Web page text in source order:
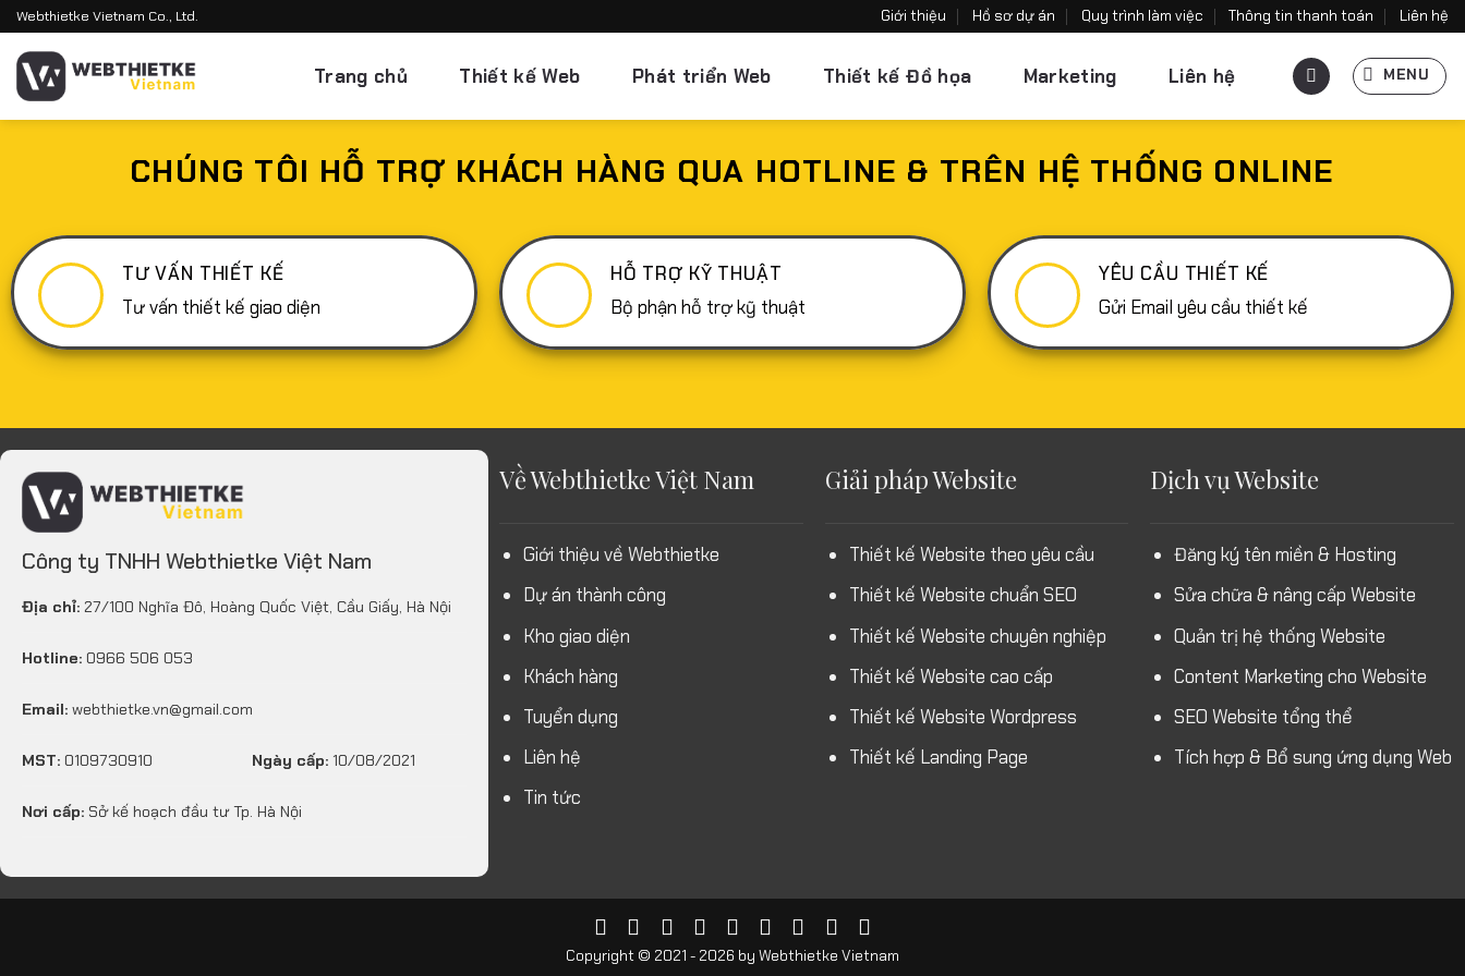
Bỏ
nội
dung
Webthietke Vietnam Co., Ltd. Giới thiệu Hồ sơ dự án Quy trình làm việc Thông tin thanh toán Liên hệ
Trang chủ Thiết kế Web Phát triển Web Thiết kế Đồ họa Marketing Liên hệ MENU
CHÚNG TÔI HỖ TRỢ KHÁCH HÀNG QUA HOTLINE & TRÊN HỆ THỐNG ONLINE
TƯ VẤN THIẾT KẾ
Tư vấn thiết kế giao diện
HỖ TRỢ KỸ THUẬT
Bộ phận hỗ trợ kỹ thuật
YÊU CẦU THIẾT KẾ
Gửi Email yêu cầu thiết kế
Công ty TNHH Webthietke Việt Nam
Địa chỉ:27/100 Nghĩa Đô, Hoàng Quốc Việt, Cầu Giấy, Hà Nội
Hotline: 0966 506 053
Email: webthietke.vn@gmail.com
MST:0109730910 Ngày cấp:10/08/2021
Nơi cấp:Sở kế hoạch đầu tư Tp. Hà Nội
Về Webthietke Việt Nam
Giới thiệu về Webthietke
Dự án thành công
Kho giao diện
Khách hàng
Tuyển dụng
Liên hệ
Tin tức
Giải pháp Website
Thiết kế Website theo yêu cầu
Thiết kế Website chuẩn SEO
Thiết kế Website chuyên nghiệp
Thiết kế Website cao cấp
Thiết kế Website Wordpress
Thiết kế Landing Page
Dịch vụ Website
Đăng ký tên miền & Hosting
Sửa chữa & nâng cấp Website
Quản trị hệ thống Website
Content Marketing cho Website
SEO Website tổng thể
Tích hợp & Bổ sung ứng dụng Web
Copyright © 2021 - 2026 by Webthietke Vietnam